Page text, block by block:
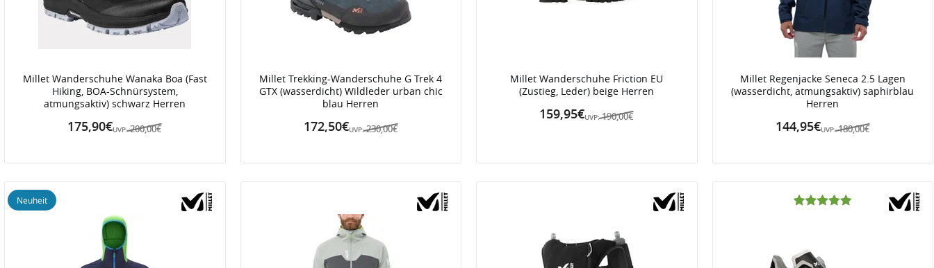
Millet Wanderschuhe Wanaka Boa (Fast
Hiking, BOA-Schnürsystem,
atmungsaktiv) schwarz Herren
UVP: 200,00€
175,90€
Millet Trekking-Wanderschuhe G Trek 4
GTX (wasserdicht) Wildleder urban chic
blau Herren
UVP: 230,00€
172,50€
Millet Wanderschuhe Friction EU
(Zustieg, Leder) beige Herren
UVP: 190,00€
159,95€
Millet Regenjacke Seneca 2.5 Lagen
(wasserdicht, atmungsaktiv) saphirblau
Herren
UVP: 180,00€
144,95€
Neuheit